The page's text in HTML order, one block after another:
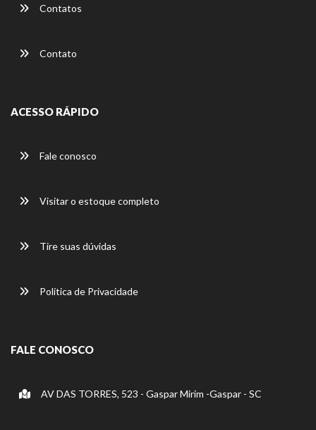
Contatos
Contato
ACESSO RÁPIDO
Fale conosco
Visitar o estoque completo
Tire suas dúvidas
Política de Privacidade
FALE CONOSCO
AV DAS TORRES, 523 - Gaspar Mirim -Gaspar - SC